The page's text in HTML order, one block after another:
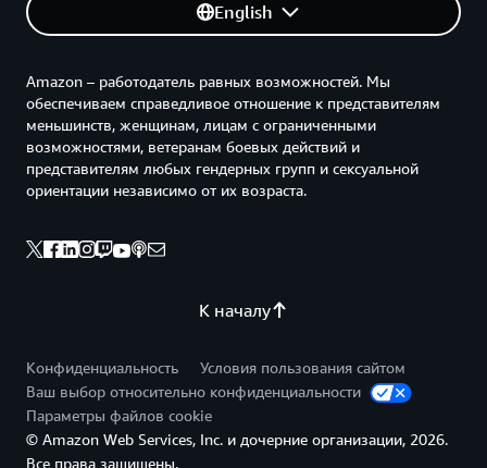
English
К началу
Amazon – работодатель равных возможностей. Мы
обеспечиваем справедливое отношение к представителям
меньшинств, женщинам, лицам с ограниченными
возможностями, ветеранам боевых действий и
представителям любых гендерных групп и сексуальной
ориентации независимо от их возраста.
Конфиденциальность
Условия пользования сайтом
Ваш выбор относительно конфиденциальности
Параметры файлов cookie
© Amazon Web Services, Inc. и дочерние организации, 2026.
Все права защищены.